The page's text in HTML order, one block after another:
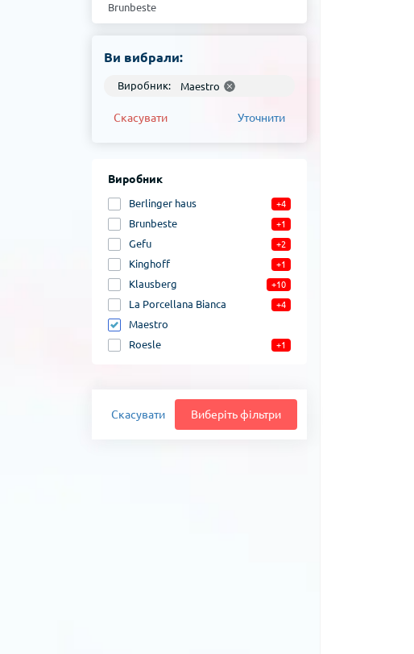
Brunbeste
Контейнери для кави та чаю
Ви вибрали:
Виробник: Maestro
Скасувати Уточнити
Виробник
Berlinger haus +4
Brunbeste +1
Gefu +2
Kinghoff +1
Klausberg +10
La Porcellana Bianca +4
Maestro
Roesle
+1
Скасувати Виберіть фільтри